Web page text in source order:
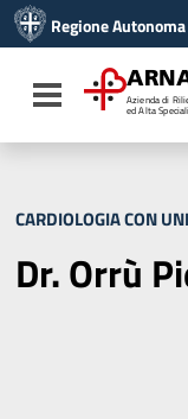
Vai al menu di
Vai al footer
Regione
Toggle navigation
Azienda di
ed Alta
CARDIOLOGIA CON
Dr. Orrù